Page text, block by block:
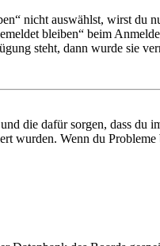
nicht auswählst, wirst du
bleiben“ beim
steht, dann wurde sie
die dafür sorgen, dass
wurden. Wenn du